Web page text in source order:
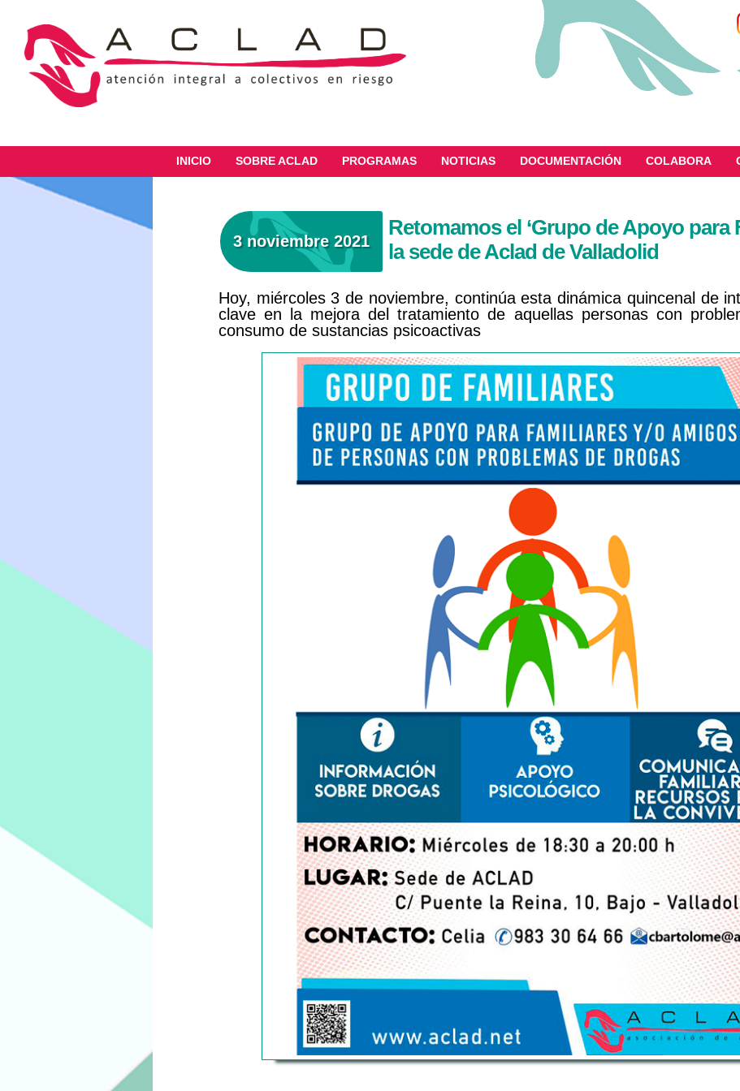
INICIO SOBRE ACLAD PROGRAMAS NOTICIAS DOCUMENTACIÓN COLABORA
3 noviembre 2021
Retomamos el ‘Grupo de Apoyo para
la sede de Aclad de Valladolid
Hoy, miércoles 3 de noviembre, continúa esta dinámica quincenal de
clave en la mejora del tratamiento de aquellas personas con
consumo de sustancias psicoactivas